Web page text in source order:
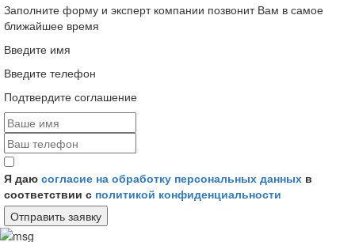
Заполните форму и эксперт компании позвонит Вам в самое
ближайшее время
Введите имя
Введите телефон
Подтвердите соглашение
Я даю согласие на обработку персональных данных в
соответствии с политикой конфиденциальности
Отправить заявку